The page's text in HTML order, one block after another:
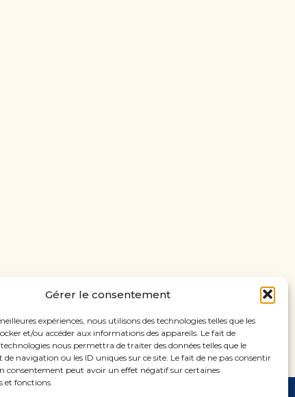
Gérer le consentement
expériences, nous utilisons des technologies telles que les
et/ou accéder aux informations des appareils. Le fait de
nous permettra de traiter des données telles que le
navigation ou les ID uniques sur ce site. Le fait de ne pas consentir
consentement peut avoir un effet négatif sur certaines
et fonctions.